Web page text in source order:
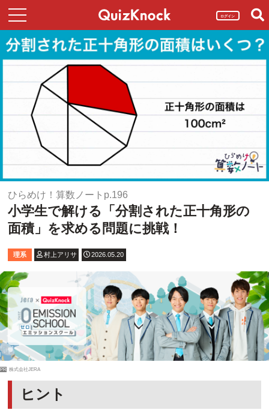
ログイン
ひらめけ！算数ノートp.196
小学生で解ける「分割された正十角形の
面積」を求める問題に挑戦！
理系 村上アリサ 2026.05.20
PR 株式会社JERA
ヒント